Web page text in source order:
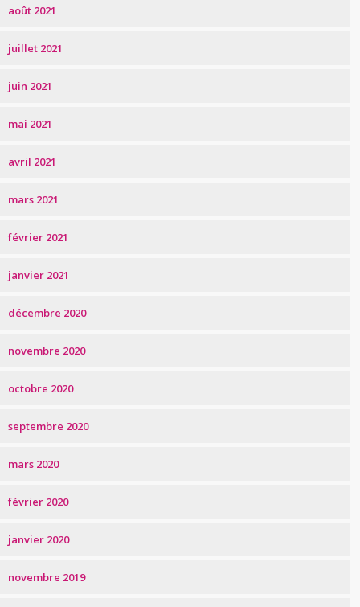
août 2021
juillet 2021
juin 2021
mai 2021
avril 2021
mars 2021
février 2021
janvier 2021
décembre 2020
novembre 2020
octobre 2020
septembre 2020
mars 2020
février 2020
janvier 2020
novembre 2019